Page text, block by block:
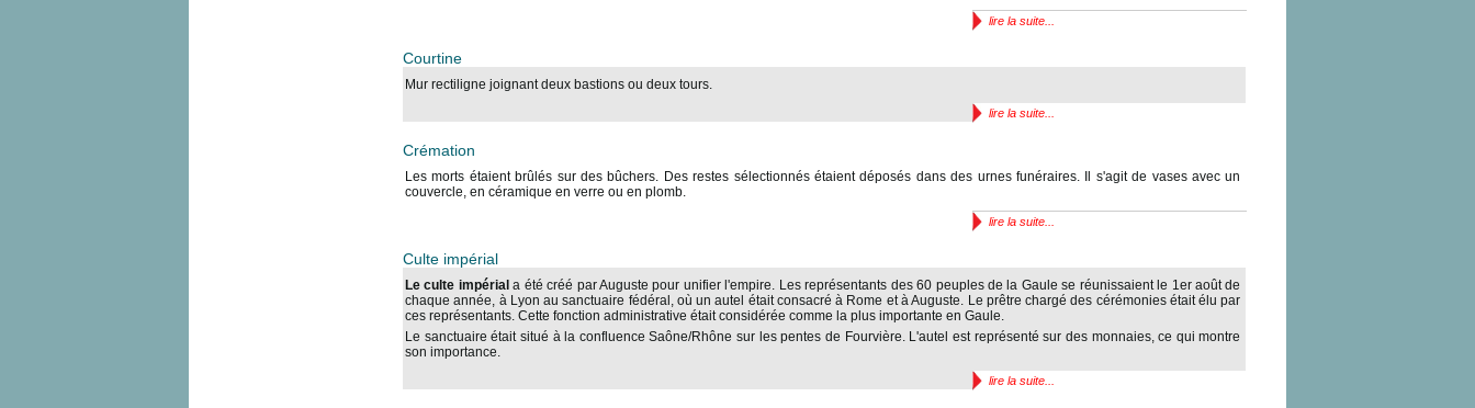
lire la suite...
Courtine
Mur rectiligne joignant deux bastions ou deux tours.
lire la suite...
Crémation
Les morts étaient brûlés sur des bûchers. Des restes sélectionnés étaient déposés dans des urnes funéraires. Il s'agit de vases avec un
couvercle, en céramique en verre ou en plomb.
lire la suite...
Culte impérial
Le culte impérial a été créé par Auguste pour unifier l'empire. Les représentants des 60 peuples de la Gaule se réunissaient le 1er août de
chaque année, à Lyon au sanctuaire fédéral, où un autel était consacré à Rome et à Auguste. Le prêtre chargé des cérémonies était élu par
ces représentants. Cette fonction administrative était considérée comme la plus importante en Gaule.
Le sanctuaire était situé à la confluence Saône/Rhône sur les pentes de Fourvière. L'autel est représenté sur des monnaies, ce qui montre
son importance.
lire la suite...